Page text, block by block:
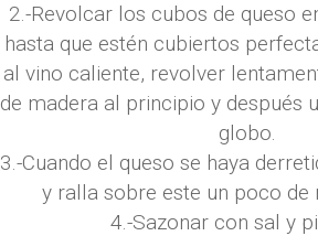
2.-Revolcar los cubos de queso
hasta que estén cubiertos
al vino caliente, revolver
de madera al principio y después
globo.
3.-Cuando el queso se haya
y ralla sobre este un poco de
4.-Sazonar con sal y